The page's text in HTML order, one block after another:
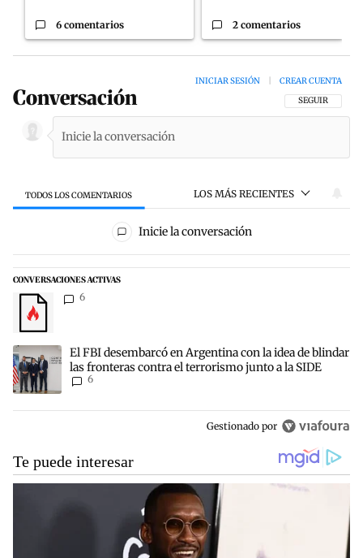
6 comentarios 2 comentarios
Conversación SIGA ESTA
SEGUIR
INICIAR SESIÓN CREAR CUENTA
TODOS LOS COMENTARIOS LOS MÁS RECIENTES
Todos los comentarios
Inicie la conversación
CONVERSACIONES ACTIVAS
Este listado muestra los artículos con más comentarios en los
Un artículo de tendencia con el título "" con 6 comentarios.
6
Un artículo de tendencia con el título "El FBI desembarcó en
El FBI desembarcó en Argentina con la idea de blindar
las fronteras contra el terrorismo junto a la SIDE
6
Gestionado por